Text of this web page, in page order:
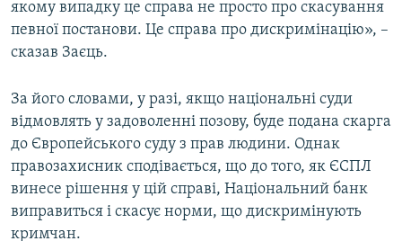
якому випадку це справа не просто про скасування
певної постанови. Це справа про дискримінацію», –
сказав Заєць.
За його словами, у разі, якщо національні суди
відмовлять у задоволенні позову, буде подана скарга
до Європейського суду з прав людини. Однак
правозахисник сподівається, що до того, як ЄСПЛ
винесе рішення у цій справі, Національний банк
виправиться і скасує норми, що дискримінують
кримчан.